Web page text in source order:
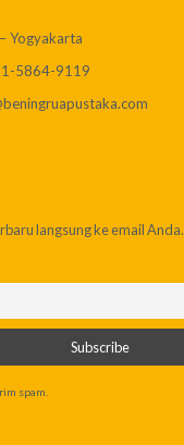
Yogyakarta
5864-9119
langsung ke email Anda.
spam.